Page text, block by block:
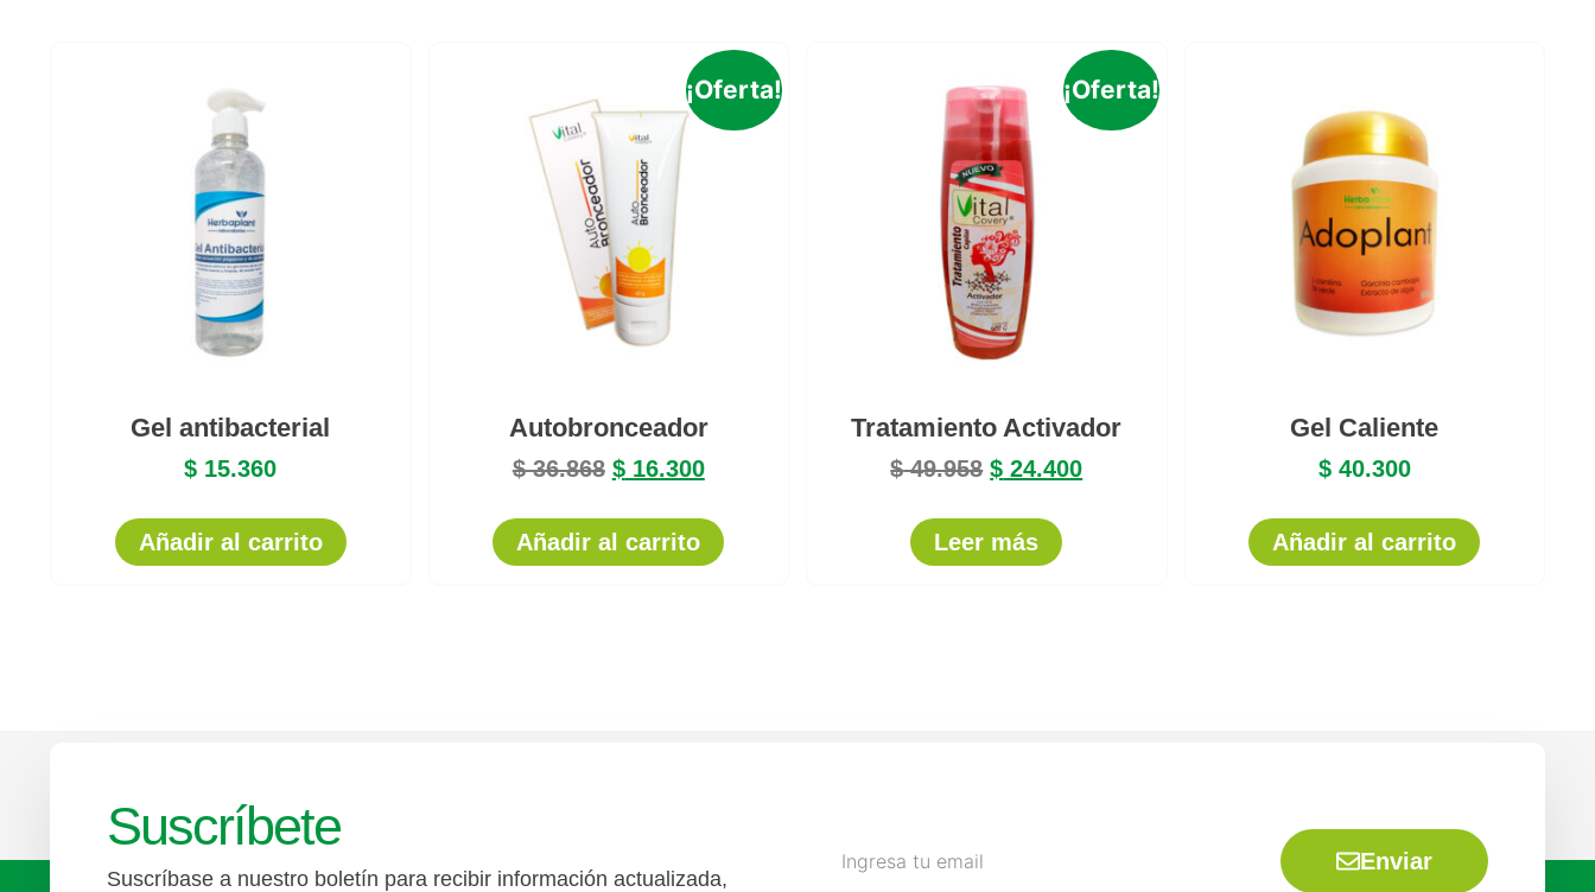
Gel antibacterial
$ 15.360
Añadir al carrito
¡Oferta!
Autobronceador
$36.868 $16.300
Añadir al carrito
¡Oferta!
Tratamiento Activador
$49.958 $ 24.400
Leer más
Gel Caliente
$40.300
Añadir al carrito
Suscríbete
Suscríbase a nuestro boletín para recibir información actualizada,
Enviar